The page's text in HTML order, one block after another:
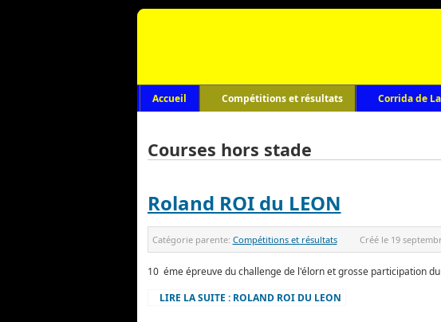
Accueil Compétitions et résultats Corrida de
Courses hors stade
Roland ROI du LEON
Catégorie parente: Compétitions et résultats Créé le 19
10 éme épreuve du challenge de l'élorn et grosse participation du
LIRE LA SUITE : ROLAND ROI DU LEON